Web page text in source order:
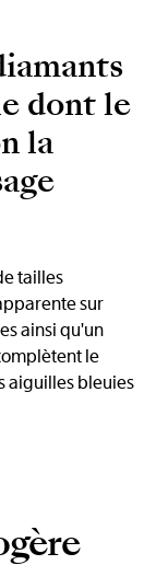
dont le
la
tailles
sur
ainsi qu'un
le
aiguilles bleuies